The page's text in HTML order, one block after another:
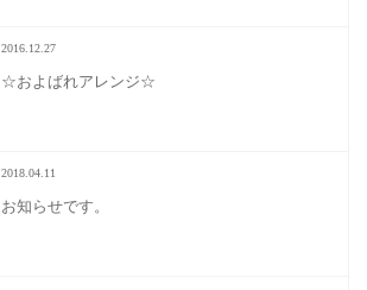
2016.12.27
☆およばれアレンジ☆
2018.04.11
お知らせです。